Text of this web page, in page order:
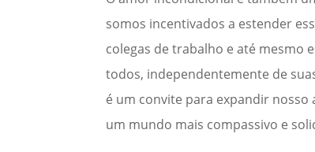
somos incentivados a estender
colegas de trabalho e até mesmo
todos, independentemente de
é um convite para expandir
um mundo mais compassivo e